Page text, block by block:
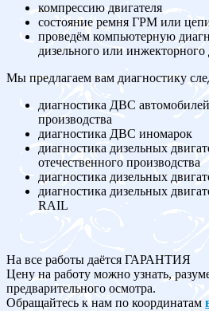
компрессию двигателя
состояние ремня ГРМ или
проведём компьютерную
дизельного или инжекторного
Мы предлагаем вам диагностику
диагностика ДВС
производства
диагностика ДВС иномарок
диагностика дизельных
отечественного производства
диагностика дизельных
диагностика дизельных
RAIL
На все работы даётся ГАРАНТИЯ
Цену на работу можно узнать,
предварительного осмотра.
Обращайтесь к нам по координатам